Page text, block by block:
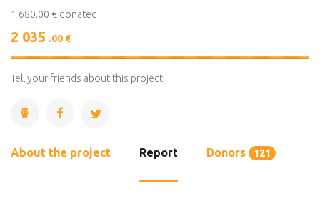
1 680.00 € donated
2 035 .00 €
121%
Tell your friends about this project!
About the project Report Donors 121